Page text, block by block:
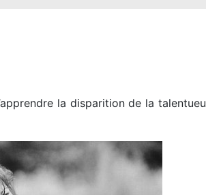
la disparition de la